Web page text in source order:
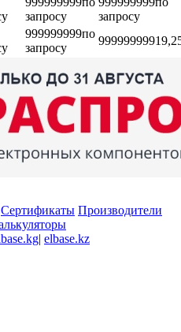
запросу
запросу
999999999по
запросу
999999999
Сертификаты Производители
| elbase.kz